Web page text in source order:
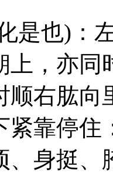
也)：左
上，亦同
顺右肱
紧靠停住
、身挺、